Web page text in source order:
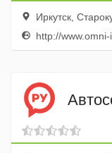
Иркутск,
http://